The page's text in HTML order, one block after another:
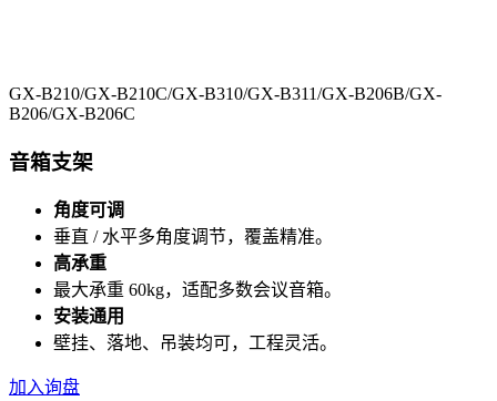
GX-B210/GX-B210C/GX-B310/GX-B311/GX-B206B/GX-
B206/GX-B206C
音箱支架
角度可调
垂直 / 水平多角度调节，覆盖精准。
高承重
最大承重 60kg，适配多数会议音箱。
安装通用
壁挂、落地、吊装均可，工程灵活。
加入询盘